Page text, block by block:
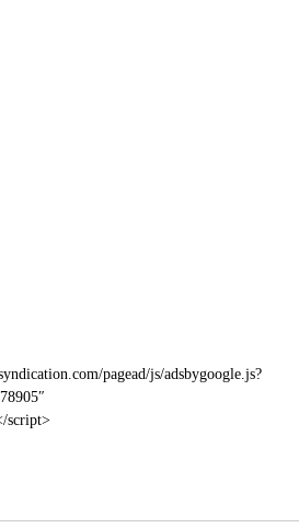
pagead/js/adsbygoogle.js?
script>